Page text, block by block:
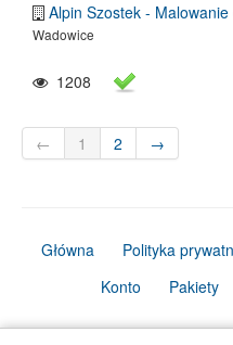
Alpin Szostek -
Wadowice
1208
← 1 2 →
Główna Polityka
Konto
Pakiety